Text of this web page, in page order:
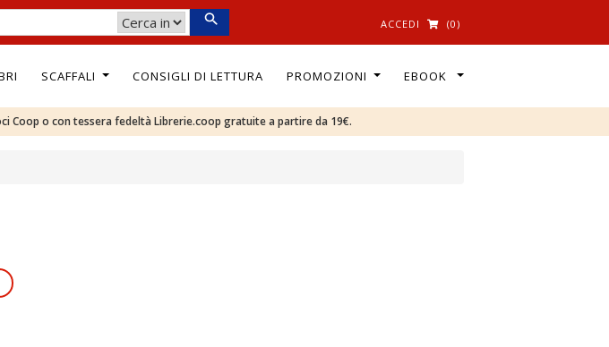
ACCEDI (0)
SCAFFALI CONSIGLI DI LETTURA PROMOZIONI EBOOK
Coop o con tessera fedeltà Librerie.coop gratuite a partire da 19€.